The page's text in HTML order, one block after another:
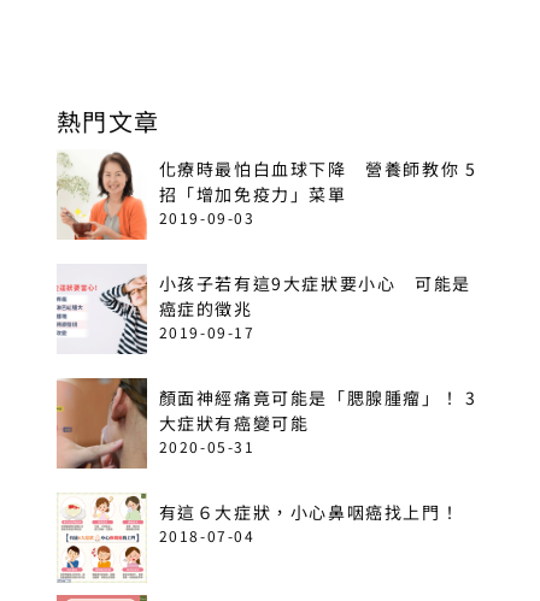
熱門文章
化療時最怕白血球下降 營養師教你 5
招「增加免疫力」菜單
2019-09-03
小孩子若有這9大症狀要小心 可能是
癌症的徵兆
2019-09-17
顏面神經痛竟可能是「腮腺腫瘤」！ 3
大症狀有癌變可能
2020-05-31
有這６大症狀，小心鼻咽癌找上門！
2018-07-04